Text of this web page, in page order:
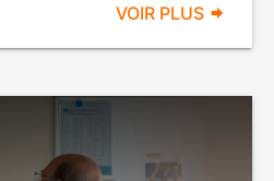
VOIR PLUS